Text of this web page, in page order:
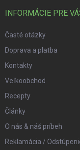
INFORMÁCIE PRE
Časté otázky
Doprava a platba
Kontakty
Veľkoobchod
Recepty
Články
O nás & náš príbeh
Reklamácia /